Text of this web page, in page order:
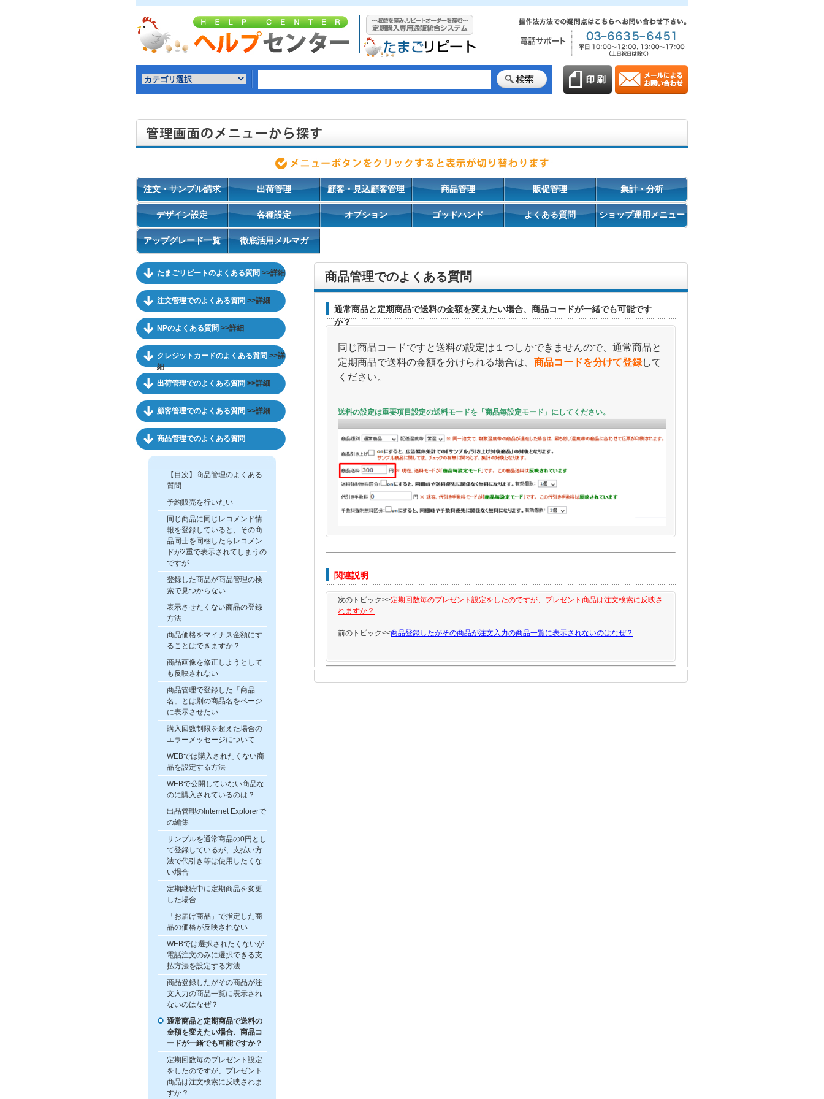
注文・サンプル請求 出荷管理 顧客・見込顧客管理 商品管理 販促管理 集計・分析
デザイン設定 各種設定 オプション ゴッドハンド よくある質問 ショップ運用メニュー
アップグレード一覧 徹底活用メルマガ
たまごリピートのよくある質問 >>詳細
注文管理でのよくある質問 >>詳細
NPのよくある質問 >>詳細
クレジットカードのよくある質問 >>詳
細
出荷管理でのよくある質問 >>詳細
顧客管理でのよくある質問 >>詳細
商品管理でのよくある質問
【目次】商品管理のよくある
質問
予約販売を行いたい
同じ商品に同じレコメンド情
報を登録していると、その商
品同士を同梱したらレコメン
ドが2重で表示されてしまうの
ですが...
登録した商品が商品管理の検
索で見つからない
表示させたくない商品の登録
方法
商品価格をマイナス金額にす
ることはできますか？
商品画像を修正しようとして
も反映されない
商品管理で登録した「商品
名」とは別の商品名をページ
に表示させたい
購入回数制限を超えた場合の
エラーメッセージについて
WEBでは購入されたくない商
品を設定する方法
WEBで公開していない商品な
のに購入されているのは？
出品管理のInternet Explorerで
の編集
サンプルを通常商品の0円とし
て登録しているが、支払い方
法で代引き等は使用したくな
い場合
定期継続中に定期商品を変更
した場合
「お届け商品」で指定した商
品の価格が反映されない
WEBでは選択されたくないが
電話注文のみに選択できる支
払方法を設定する方法
商品登録したがその商品が注
文入力の商品一覧に表示され
ないのはなぜ？
通常商品と定期商品で送料の
金額を変えたい場合、商品コ
ードが一緒でも可能ですか？
定期回数毎のプレゼント設定
をしたのですが、プレゼント
商品は注文検索に反映されま
すか？
商品管理でのよくある質問
通常商品と定期商品で送料の金額を変えたい場合、商品コードが一緒でも可能です
か？
同じ商品コードですと送料の設定は１つしかできませんので、通常商品と
定期商品で送料の金額を分けられる場合は、 商品コードを分けて登録して
ください。
送料の設定は重要項目設定の送料モードを「商品毎設定モード」にしてください。
関連説明
次のトピック>>定期回数毎のプレゼント設定をしたのですが、プレゼント商品は注文検索に反映さ
れますか？
前のトピック<<商品登録したがその商品が注文入力の商品一覧に表示されないのはなぜ？